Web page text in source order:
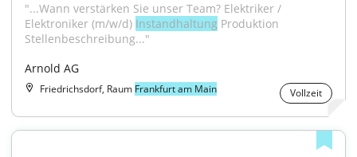
"...Wann verstärken Sie unser Team? Elektriker /
Elektroniker (m/w/d) Instandhaltung Produktion
Stellenbeschreibung..."
Arnold AG
Friedrichsdorf, Raum Frankfurt am Main Vollzeit